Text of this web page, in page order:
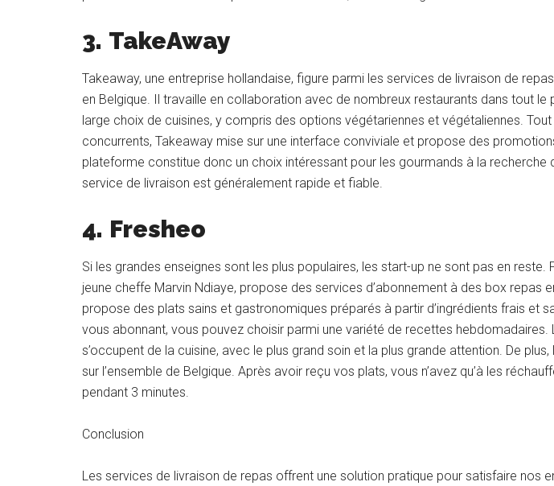
3. TakeAway
Takeaway, une entreprise hollandaise, figure parmi les services de livraison de
en Belgique. Il travaille en collaboration avec de nombreux restaurants dans tout le
large choix de cuisines, y compris des options végétariennes et végétaliennes.
concurrents, Takeaway mise sur une interface conviviale et propose des
plateforme constitue donc un choix intéressant pour les gourmands à la recherche
service de livraison est généralement rapide et fiable.
4. Fresheo
Si les grandes enseignes sont les plus populaires, les start-up ne sont pas en reste.
jeune cheffe Marvin Ndiaye, propose des services d’abonnement à des box repas
propose des plats sains et gastronomiques préparés à partir d’ingrédients frais et
vous abonnant, vous pouvez choisir parmi une variété de recettes hebdomadaires.
s’occupent de la cuisine, avec le plus grand soin et la plus grande attention. De plus,
sur l’ensemble de Belgique. Après avoir reçu vos plats, vous n’avez qu’à les
pendant 3 minutes.
Conclusion
Les services de livraison de repas offrent une solution pratique pour satisfaire nos